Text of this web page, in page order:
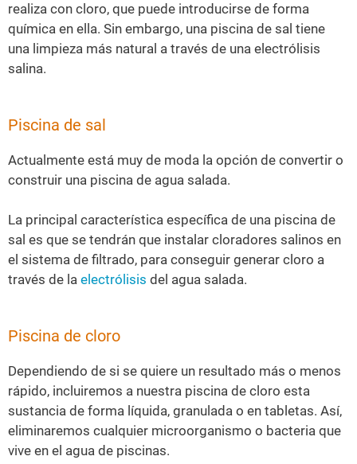
realiza con cloro, que puede introducirse de forma
química en ella. Sin embargo, una piscina de sal tiene
una limpieza más natural a través de una electrólisis
salina.
Piscina de sal
Actualmente está muy de moda la opción de convertir o
construir una piscina de agua salada.
La principal característica específica de una piscina de
sal es que se tendrán que instalar cloradores salinos en
el sistema de filtrado, para conseguir generar cloro a
través de la electrólisis del agua salada.
Piscina de cloro
Dependiendo de si se quiere un resultado más o menos
rápido, incluiremos a nuestra piscina de cloro esta
sustancia de forma líquida, granulada o en tabletas. Así,
eliminaremos cualquier microorganismo o bacteria que
vive en el agua de piscinas.